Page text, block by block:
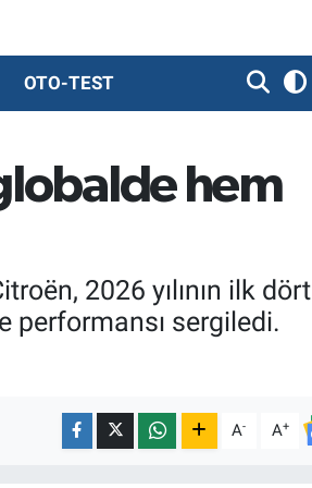
OTO-TEST
hem
2026 yılının ilk dört
performansı sergiledi.
A- A+